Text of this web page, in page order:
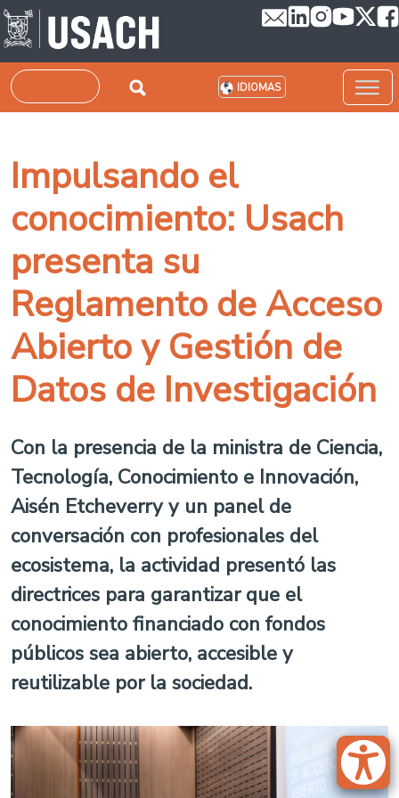
Pasar al contenido principal
Buscar IDIOMAS
Impulsando el
conocimiento: Usach
presenta su
Reglamento de Acceso
Abierto y Gestión de
Datos de Investigación
Con la presencia de la ministra de Ciencia,
Tecnología, Conocimiento e Innovación,
Aisén Etcheverry y un panel de
conversación con profesionales del
ecosistema, la actividad presentó las
directrices para garantizar que el
conocimiento financiado con fondos
públicos sea abierto, accesible y
reutilizable por la sociedad.